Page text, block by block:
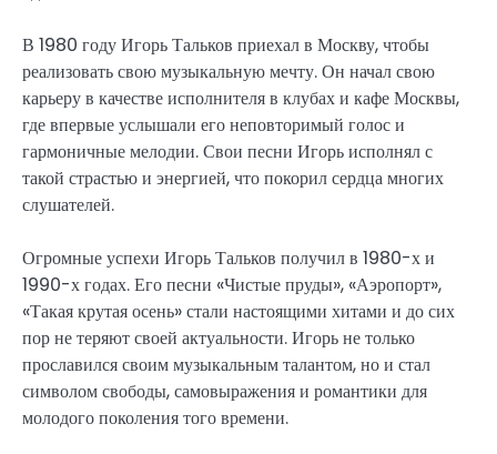
В 1980 году Игорь Тальков приехал в Москву, чтобы
реализовать свою музыкальную мечту. Он начал свою
карьеру в качестве исполнителя в клубах и кафе Москвы,
где впервые услышали его неповторимый голос и
гармоничные мелодии. Свои песни Игорь исполнял с
такой страстью и энергией, что покорил сердца многих
слушателей.
Огромные успехи Игорь Тальков получил в 1980-х и
1990-х годах. Его песни «Чистые пруды», «Аэропорт»,
«Такая крутая осень» стали настоящими хитами и до сих
пор не теряют своей актуальности. Игорь не только
прославился своим музыкальным талантом, но и стал
символом свободы, самовыражения и романтики для
молодого поколения того времени.